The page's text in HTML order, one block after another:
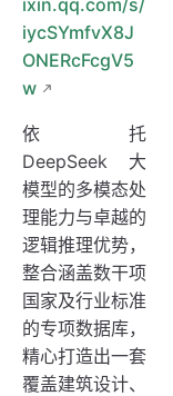
ixin.qq.com/s/
iycSYmfvX8J
ONERcFcgV5
w
依托
DeepSeek 大
模型的多模态处
理能力与卓越的
逻辑推理优势，
整合涵盖数干项
国家及行业标准
的专项数据库，
精心打造出一套
覆盖建筑设计、